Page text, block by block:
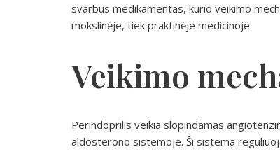
svarbus medikamentas, kurio veikimo
mokslinėje, tiek praktinėje medicinoje.
Veikimo
Perindoprilis veikia slopindamas
aldosterono sistemoje. Ši sistema